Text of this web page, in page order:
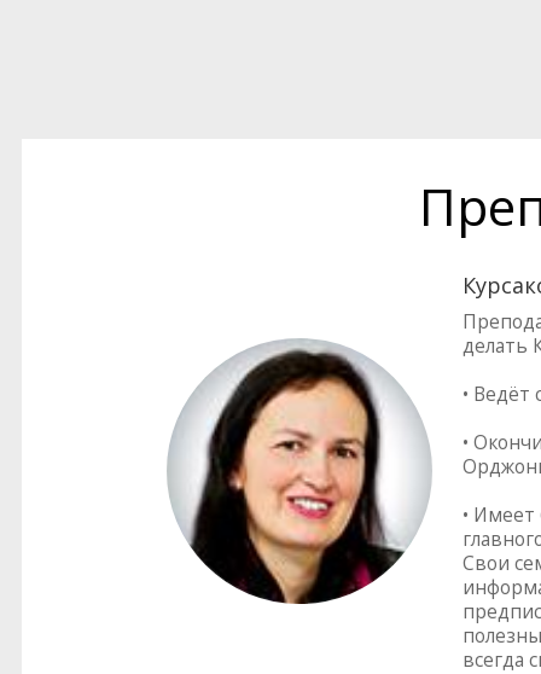
делать
• Ведёт
•
•
Свои
всегда